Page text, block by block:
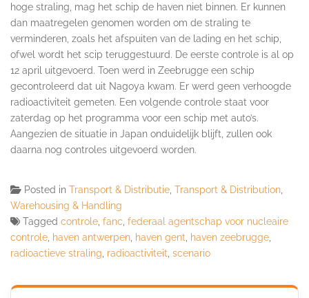
hoge straling, mag het schip de haven niet binnen. Er kunnen
dan maatregelen genomen worden om de straling te
verminderen, zoals het afspuiten van de lading en het schip,
ofwel wordt het scip teruggestuurd. De eerste controle is al op
12 april uitgevoerd. Toen werd in Zeebrugge een schip
gecontroleerd dat uit Nagoya kwam. Er werd geen verhoogde
radioactiviteit gemeten. Een volgende controle staat voor
zaterdag op het programma voor een schip met auto’s.
Aangezien de situatie in Japan onduidelijk blijft, zullen ook
daarna nog controles uitgevoerd worden.
Posted in Transport & Distributie Transport & Distribution
Warehousing & Handling
Tagged controle fanc federaal agentschap voor nucleaire
controle haven antwerpen haven gent haven zeebrugge
radioactieve straling radioactiviteit scenario